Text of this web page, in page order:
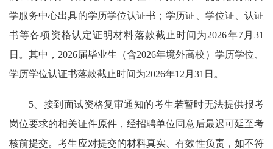
学服务中心出具的学历学位认证书；学历证、学位证、认证
书等各项资格认定证明材料落款截止时间为2026年7月31
日。其中，2026届毕业生（含2026年境外高校）学历学位、
学历学位认证书落款截止时间为2026年12月31日。
5、接到面试资格复审通知的考生若暂时无法提供报考
岗位要求的相关证件原件，经招聘单位同意后最迟可延至考
核前提交。考生应对提交的材料真实、有效性负责，如不符